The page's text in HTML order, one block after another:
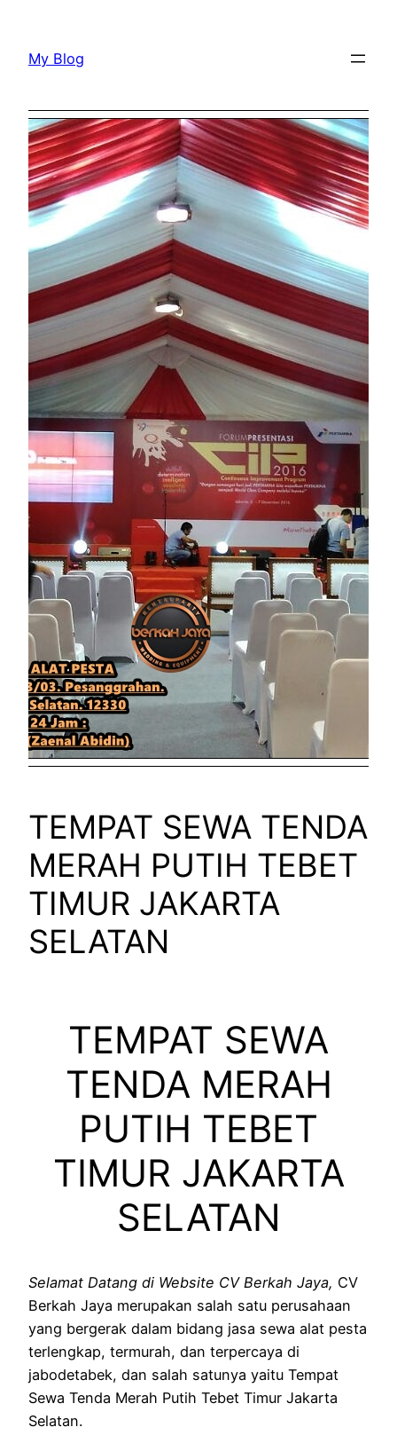
konten
My Blog
TEMPAT SEWA TENDA
MERAH PUTIH TEBET
TIMUR JAKARTA
SELATAN
TEMPAT SEWA
TENDA MERAH
PUTIH TEBET
TIMUR JAKARTA
SELATAN
Selamat Datang di Website CV Berkah Jaya, CV
Berkah Jaya merupakan salah satu perusahaan
yang bergerak dalam bidang jasa sewa alat pesta
terlengkap, termurah, dan terpercaya di
jabodetabek, dan salah satunya yaitu Tempat
Sewa Tenda Merah Putih Tebet Timur Jakarta
Selatan.